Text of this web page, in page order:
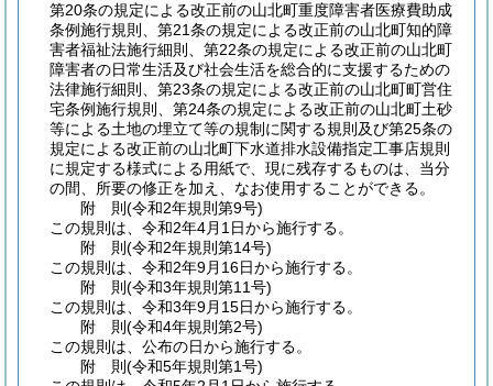
第20条の規定による改正前の山北町重度障害者医療費助成
条例施行規則、第21条の規定による改正前の山北町知的障
害者福祉法施行細則、第22条の規定による改正前の山北町
障害者の日常生活及び社会生活を総合的に支援するための
法律施行細則、第23条の規定による改正前の山北町町営住
宅条例施行規則、第24条の規定による改正前の山北町土砂
等による土地の埋立て等の規制に関する規則及び第25条の
規定による改正前の山北町下水道排水設備指定工事店規則
に規定する様式による用紙で、現に残存するものは、当分
の間、所要の修正を加え、なお使用することができる。
附 則(令和2年規則第9号)
この規則は、令和2年4月1日から施行する。
附 則(令和2年規則第14号)
この規則は、令和2年9月16日から施行する。
附 則(令和3年規則第11号)
この規則は、令和3年9月15日から施行する。
附 則(令和4年規則第2号)
この規則は、公布の日から施行する。
附 則(令和5年規則第1号)